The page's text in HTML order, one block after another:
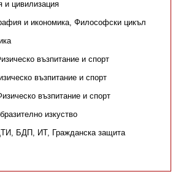
и цивилизация
и икономика, Философски цикъл
възпитание и спорт
възпитание и спорт
възпитание и спорт
изкуство
БДП, ИТ, Гражданска защита